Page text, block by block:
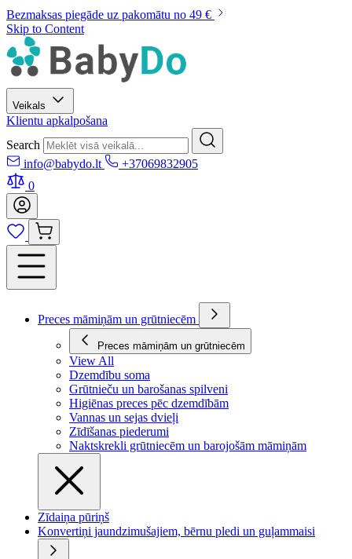
Bezmaksas piegāde uz pakomātu no 49 €
Skip to Content
Veikals
Klientu apkalpošana
Search
info@babydo.lt
+37069832905
0
Preces māmiņām un grūtniecēm
Preces māmiņām un grūtniecēm
View All
Dzemdību soma
Grūtnieču un barošanas spilveni
Higiēnas preces pēc dzemdībām
Vannas un sejas dvieļi
Zīdīšanas piederumi
Naktskrekli grūtniecēm un barojošām māmiņām
Zīdaiņa pūriņš
Konvertiņi jaundzimušajiem, bērnu pledi un guļammaisi